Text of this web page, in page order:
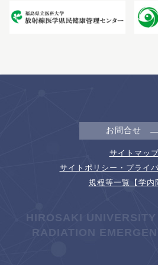
お問合せ
サイトマッ
サイトポリシー・プライ
規程等一覧【学内
HIROSAKI
RADIATION